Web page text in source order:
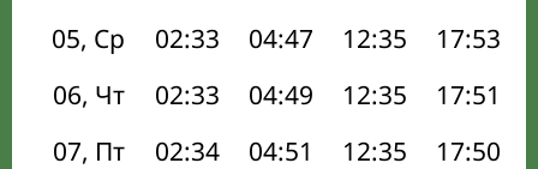
05, Ср
02:33 04:47 12:35 17:53
06, Чт
02:33 04:49 12:35 17:51
07, Пт
02:34 04:51 12:35 17:50